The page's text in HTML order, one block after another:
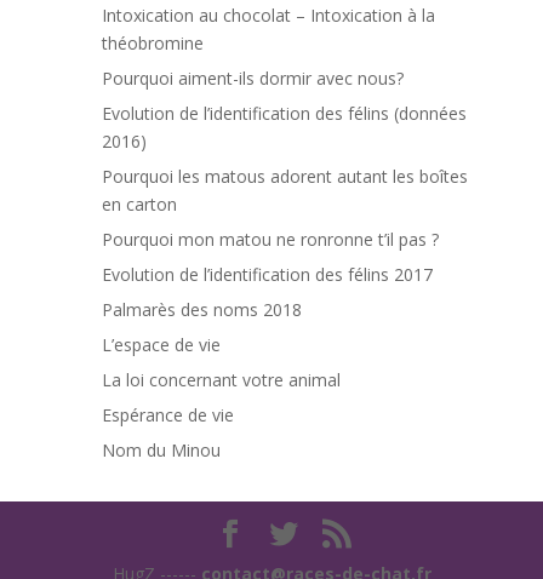
Intoxication au chocolat – Intoxication à la
théobromine
Pourquoi aiment-ils dormir avec nous?
Evolution de l’identification des félins (données
2016)
Pourquoi les matous adorent autant les boîtes
en carton
Pourquoi mon matou ne ronronne t’il pas ?
Evolution de l’identification des félins 2017
Palmarès des noms 2018
L’espace de vie
La loi concernant votre animal
Espérance de vie
Nom du Minou
HugZ ------ contact@races-de-chat.fr